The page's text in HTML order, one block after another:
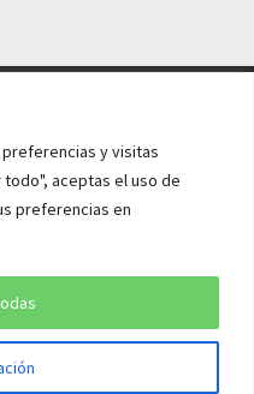
y visitas
aceptas el uso de
preferencias en